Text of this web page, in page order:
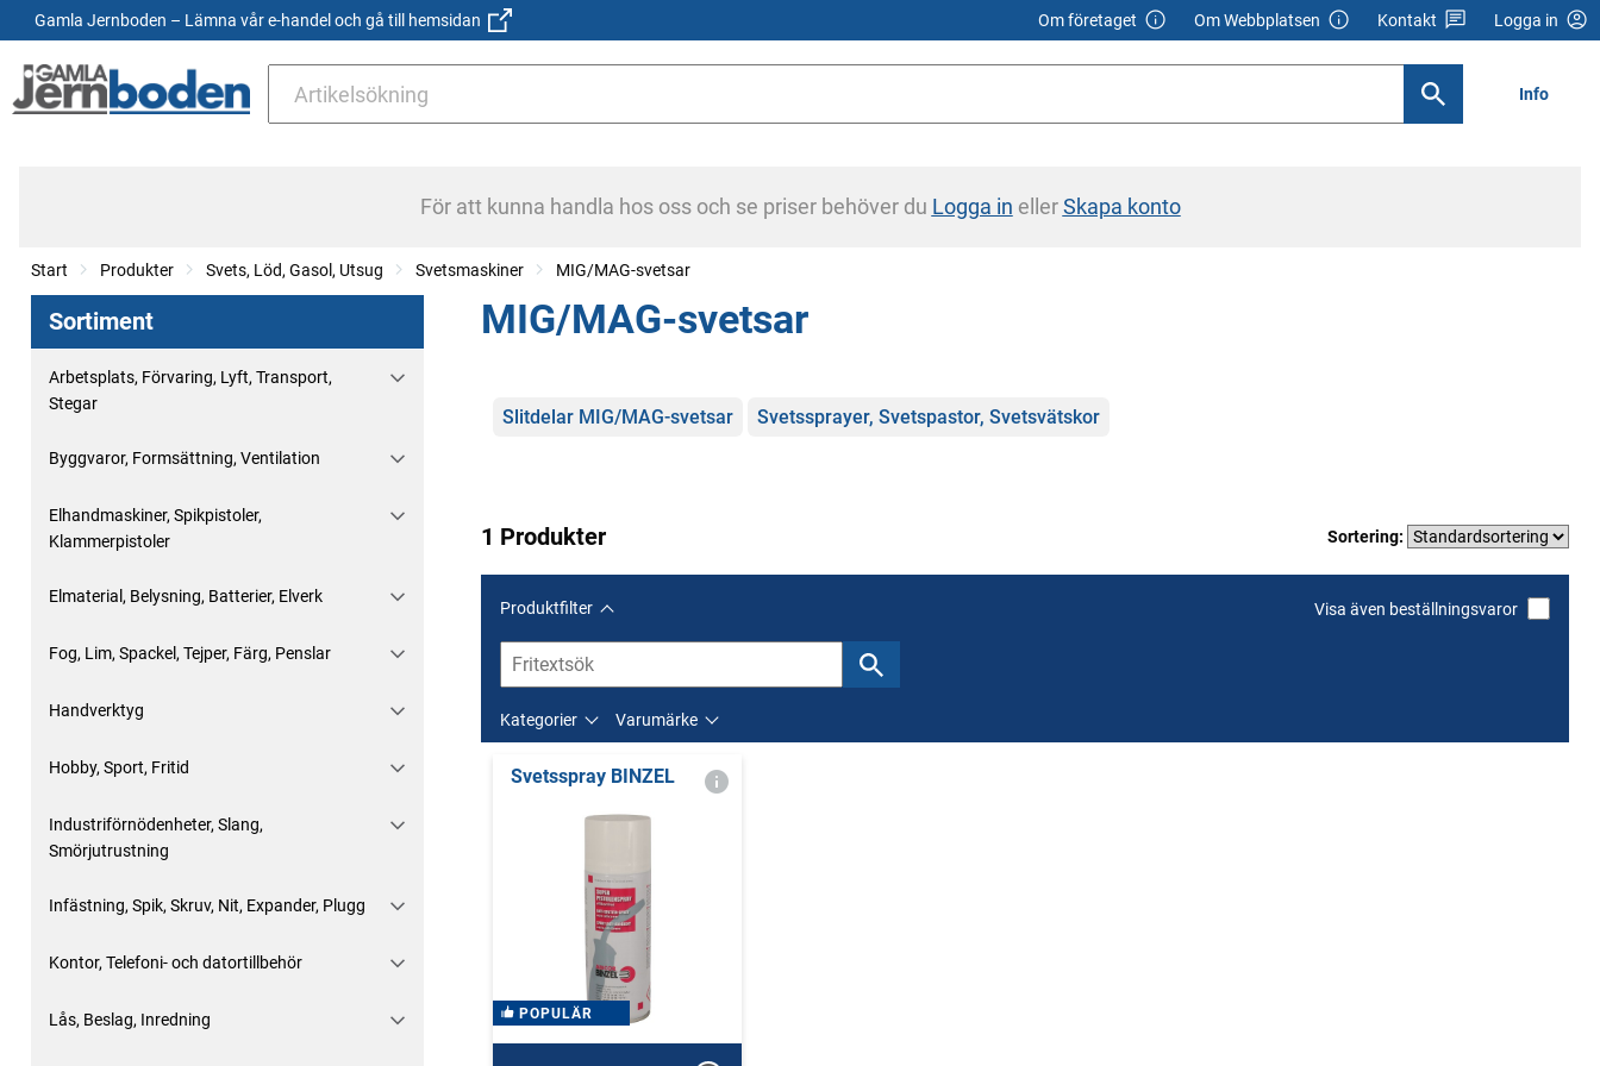
Gamla Jernboden – Lämna vår e-handel och gå till hemsidan Om företaget Om Webbplatsen Kontakt Logga in
Info
För att kunna handla hos oss och se priser behöver du Logga in ellerSkapa konto
Start Produkter Svets, Löd, Gasol, Utsug Svetsmaskiner MIG/MAG-svetsar
Sortiment
Arbetsplats, Förvaring, Lyft, Transport,
Stegar
Byggvaror, Formsättning, Ventilation
Elhandmaskiner, Spikpistoler,
Klammerpistoler
Elmaterial, Belysning, Batterier, Elverk
Fog, Lim, Spackel, Tejper, Färg, Penslar
Handverktyg
Hobby, Sport, Fritid
Industriförnödenheter, Slang,
Smörjutrustning
Infästning, Spik, Skruv, Nit, Expander, Plugg
Kontor, Telefoni- och datortillbehör
Lås, Beslag, Inredning
MIG/MAG-svetsar
Kategorier
Slitdelar MIG/MAG-svetsar Svetssprayer, Svetspastor, Svetsvätskor
1 Produkter Sortering:
Produktfilter Visa även beställningsvaror
Kategorier Varumärke
Svetsspray BINZEL
POPULÄR